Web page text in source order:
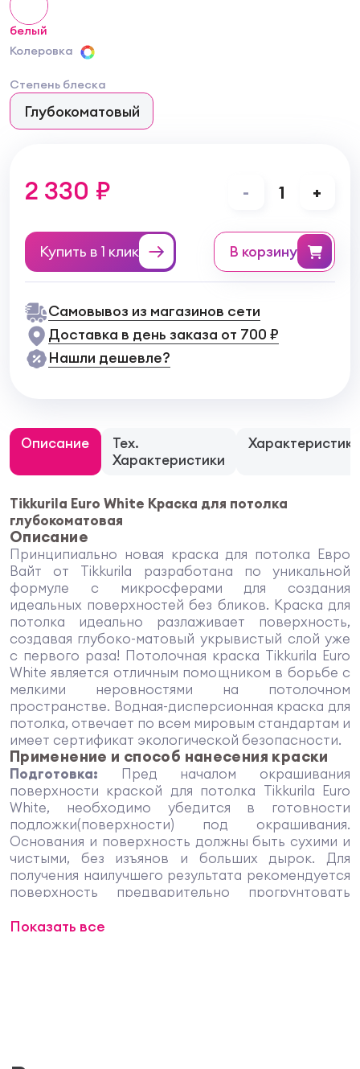
белый
Колеровка
Степень блеска
Глубокоматовый
2 330 ₽ - 1 +
Купить в 1 клик в корзину
Самовывоз из магазинов сети
Доставка в день заказа от 700 ₽
Нашли дешевле?
Описание
Тех.
Характеристики
Характеристики
Tikkurila Euro White Краска для потолка
глубокоматовая
Описание
Принципиально новая краска для потолка Евро
Вайт от Tikkurila разработана по уникальной
формуле с микросферами для создания
идеальных поверхностей без бликов. Краска для
потолка идеально разлаживает поверхность,
создавая глубоко-матовый укрывистый слой уже
с первого раза! Потолочная краска Tikkurila Euro
White является отличным помощником в борьбе с
мелкими неровностями на потолочном
пространстве. Водная-дисперсионная краска для
потолка, отвечает по всем мировым стандартам и
имеет сертификат экологической безопасности.
Применение и способ нанесения краски
Подготовка: Пред началом окрашивания
поверхности краской для потолка Tikkurila Euro
White, необходимо убедится в готовности
подложки(поверхности) под окрашивания.
Основания и поверхность должны быть сухими и
чистыми, без изъянов и больших дырок. Для
получения наилучшего результата рекомендуется
поверхность предварительно прогрунтовать
Euro Primer.
партии маркировки. Краску наносить в 2-а слоя.
Показать все